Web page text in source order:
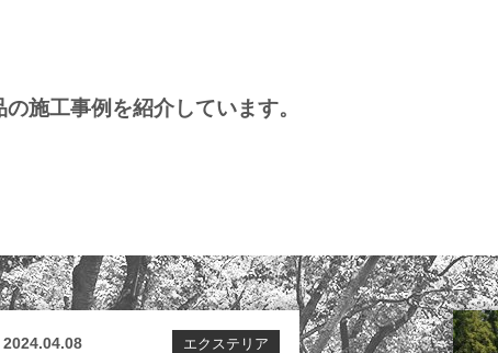
施工事例を紹介しています。
2024.04.08 エクステリア